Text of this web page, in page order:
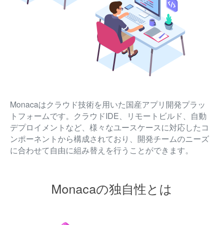
Monacaはクラウド技術を用いた国産アプリ開発プラッ
トフォームです。クラウドIDE、リモートビルド、自動
デプロイメントなど、様々なユースケースに対応したコ
ンポーネントから構成されており、開発チームのニーズ
に合わせて自由に組み替えを行うことができます。
Monacaの独自性とは